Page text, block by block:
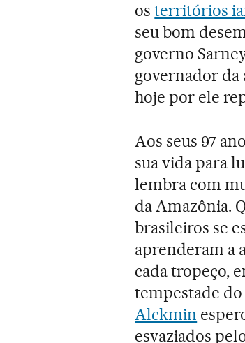
osterritórios
seu bom
governo
governador da
hoje por ele
Aos seus 97
sua vida para
lembra com
da Amazônia.
brasileiros se
aprenderam a
cada tropeço,
tempestade do
Alckmin
esvaziados